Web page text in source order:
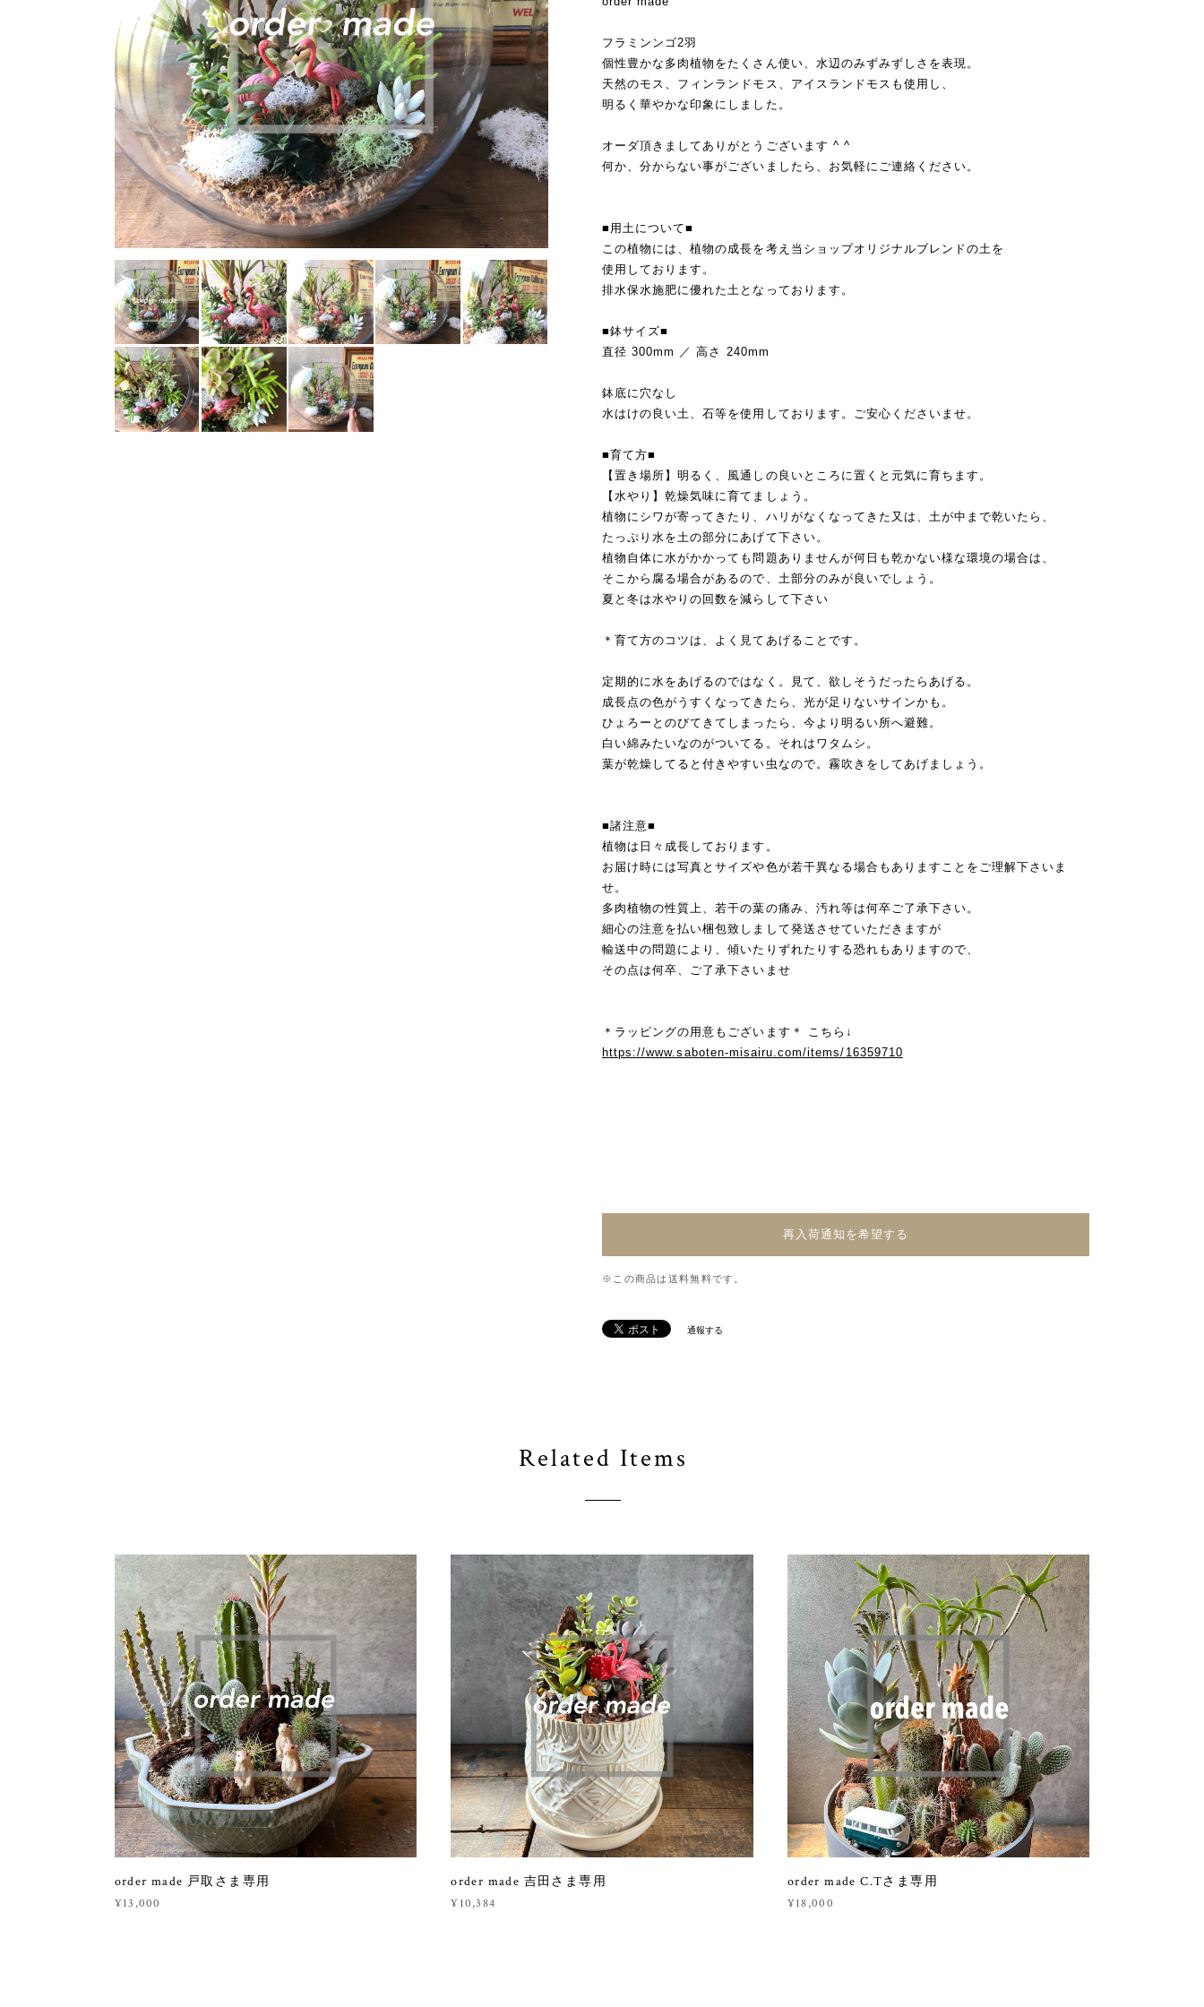
フラミンンゴ2羽
個性豊かな多肉植物をたくさん使い、水辺のみずみずしさを表現。
天然のモス、フィンランドモス、アイスランドモスも使用し、
明るく華やかな印象にしました。
オーダ頂きましてありがとうございます ^ ^
何か、分からない事がございましたら、お気軽にご連絡ください。
■用土について■
この植物には、植物の成長を考え当ショップオリジナルブレンドの土を
使用しております。
排水保水施肥に優れた土となっております。
■鉢サイズ■
直径 300mm ／ 高さ 240mm
鉢底に穴なし
水はけの良い土、石等を使用しております。ご安心くださいませ。
■育て方■
【置き場所】明るく、風通しの良いところに置くと元気に育ちます。
【水やり】乾燥気味に育てましょう。
植物にシワが寄ってきたり、ハリがなくなってきた又は、土が中まで乾いたら、
たっぷり水を土の部分にあげて下さい。
植物自体に水がかかっても問題ありませんが何日も乾かない様な環境の場合は、
そこから腐る場合があるので、土部分のみが良いでしょう。
夏と冬は水やりの回数を減らして下さい
＊育て方のコツは、よく見てあげることです。
定期的に水をあげるのではなく。見て、欲しそうだったらあげる。
成長点の色がうすくなってきたら、光が足りないサインかも。
ひょろーとのびてきてしまったら、今より明るい所へ避難。
白い綿みたいなのがついてる。それはワタムシ。
葉が乾燥してると付きやすい虫なので。霧吹きをしてあげましょう。
■諸注意■
植物は日々成長しております。
お届け時には写真とサイズや色が若干異なる場合もありますことをご理解下さいま
せ。
多肉植物の性質上、若干の葉の痛み、汚れ等は何卒ご了承下さい。
細心の注意を払い梱包致しまして発送させていただきますが
輸送中の問題により、傾いたりずれたりする恐れもありますので、
その点は何卒、ご了承下さいませ
＊ラッピングの用意もございます＊ こちら↓
https://www.saboten-misairu.com/items/16359710
再入荷通知を希望する
※この商品は 送料無料です。
通報する
Related Items
order made 戸取さま専用
¥13,000
order made 吉田さま専用
¥10,384
order made C.Tさま専用
¥18,000